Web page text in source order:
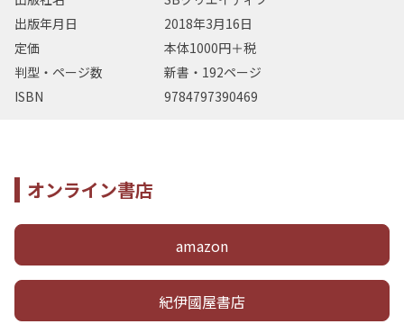
出版年月日
2018年3月16日
定価
本体1000円＋税
判型・ページ数
新書・192ページ
ISBN
9784797390469
オンライン書店
amazon
紀伊國屋書店